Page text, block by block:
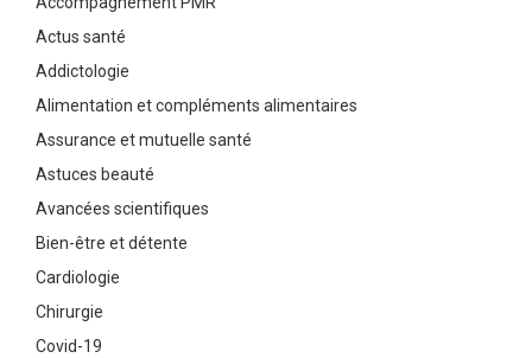
Actus santé
Addictologie
Alimentation et compléments alimentaires
Assurance et mutuelle santé
Astuces beauté
Avancées scientifiques
Bien-être et détente
Cardiologie
Chirurgie
Covid-19